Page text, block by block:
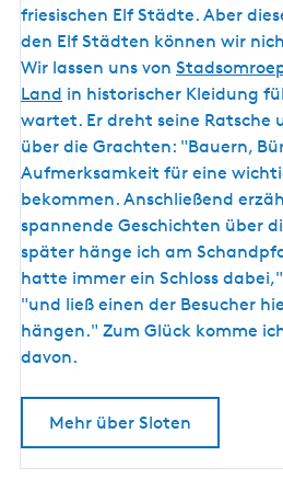
l
o
t
e
n
friesischen Elf Städte. Aber
den Elf Städten können wir
Wir lassen uns von
Land in historischer Kleidung
wartet. Er dreht seine Ratsche
über die Grachten: "Bauern,
Aufmerksamkeit für eine
bekommen. Anschließend
spannende Geschichten über
später hänge ich am
hatte immer ein Schloss
"und ließ einen der Besucher
hängen." Zum Glück komme
davon.
Mehr über Sloten